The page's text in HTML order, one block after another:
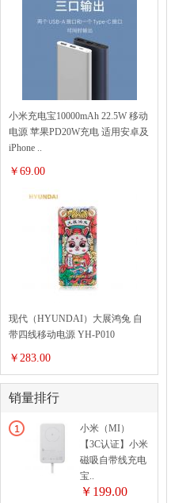
小米充电宝10000mAh 22.5W 移动
电源 苹果PD20W充电 适用安卓及
iPhone ..
￥69.00
现代（HYUNDAI）大展鸿兔 自
带四线移动电源 YH-P010
￥283.00
销量排行
小米（MI）
【3C认证】小米
磁吸自带线充电
宝..
￥199.00